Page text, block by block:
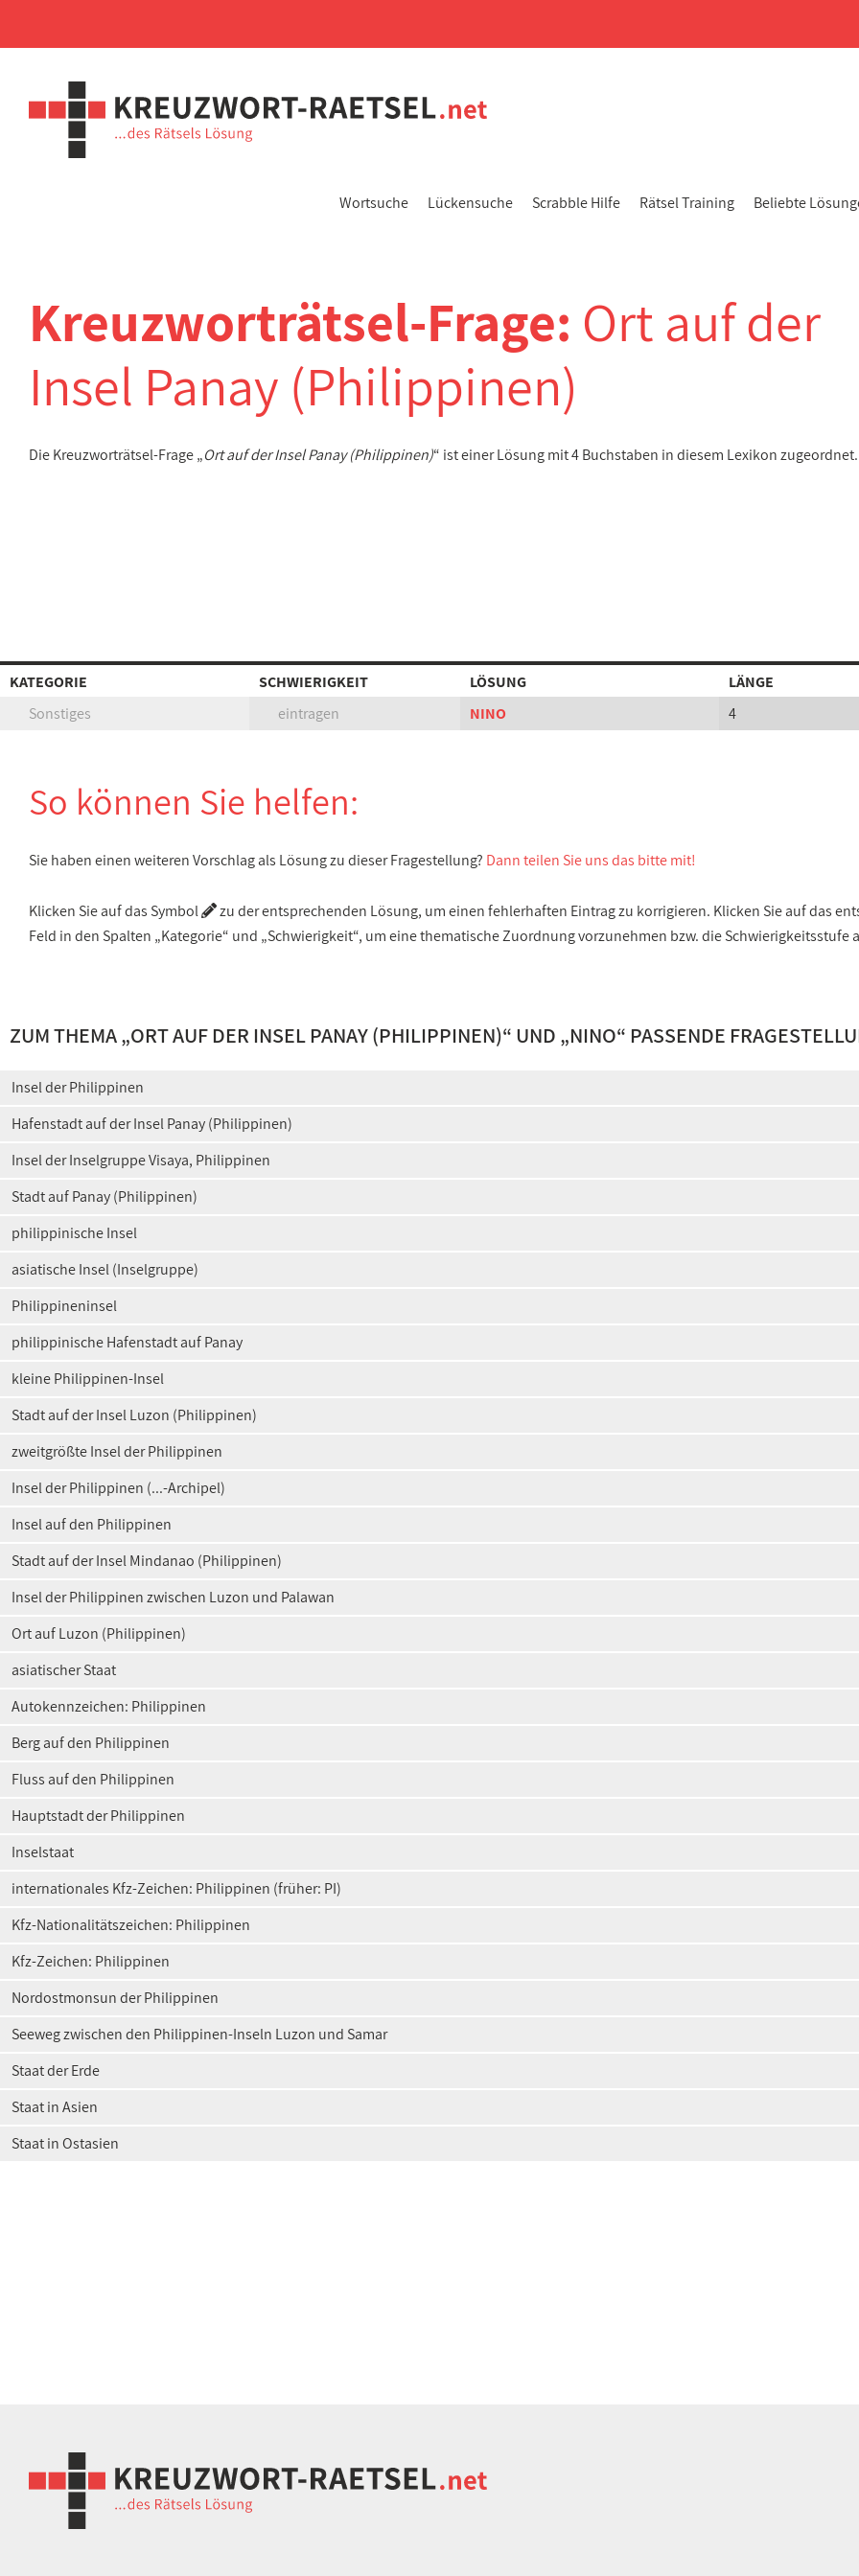
Wortsuche Lückensuche Scrabble Hilfe Rätsel Training Beliebte
Kreuzworträtsel-Frage: Ort auf der
Insel Panay (Philippinen)
Die Kreuzworträtsel-Frage „Ort auf der Insel Panay (Philippinen)“ ist einer Lösung mit 4 Buchstaben in diesem Lexikon zugeordnet.
KATEGORIE SCHWIERIGKEIT LÖSUNG
LÄNGE
Sonstiges
eintragen NINO 4
So können Sie helfen:
Sie haben einen weiteren Vorschlag als Lösung zu dieser Fragestellung? Dann teilen Sie uns das bitte mit!
Klicken Sie auf das Symbol
zu der entsprechenden Lösung, um einen fehlerhaften Eintrag zu korrigieren. Klicken Sie auf das
Feld in den Spalten „Kategorie“ und „Schwierigkeit“, um eine thematische Zuordnung vorzunehmen bzw. die Schwierigkeitsstufe
ZUM THEMA „ORT AUF DER INSEL PANAY (PHILIPPINEN)“ UND „NINO“ PASSENDE
Insel der Philippinen
Hafenstadt auf der Insel Panay (Philippinen)
Insel der Inselgruppe Visaya, Philippinen
Stadt auf Panay (Philippinen)
philippinische Insel
asiatische Insel (Inselgruppe)
Philippineninsel
philippinische Hafenstadt auf Panay
kleine Philippinen-Insel
Stadt auf der Insel Luzon (Philippinen)
zweitgrößte Insel der Philippinen
Insel der Philippinen (...-Archipel)
Insel auf den Philippinen
Stadt auf der Insel Mindanao (Philippinen)
Insel der Philippinen zwischen Luzon und Palawan
Ort auf Luzon (Philippinen)
asiatischer Staat
Autokennzeichen: Philippinen
Berg auf den Philippinen
Fluss auf den Philippinen
Hauptstadt der Philippinen
Inselstaat
internationales Kfz-Zeichen: Philippinen (früher: PI)
Kfz-Nationalitätszeichen: Philippinen
Kfz-Zeichen: Philippinen
Nordostmonsun der Philippinen
Seeweg zwischen den Philippinen-Inseln Luzon und Samar
Staat der Erde
Staat in Asien
Staat in Ostasien